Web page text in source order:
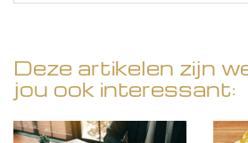
Deze artikelen zijn
jou ook interessant: